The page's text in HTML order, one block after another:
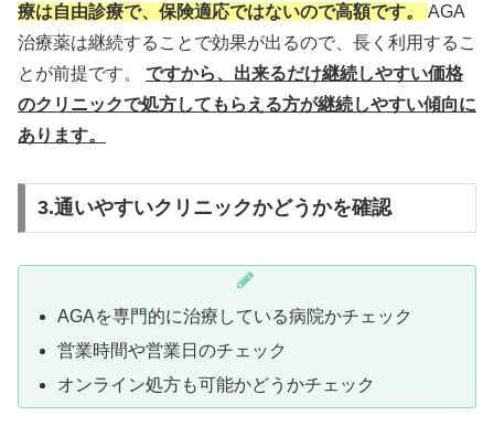
療は自由診療で、保険適応ではないので高額です。 AGA
治療薬は継続することで効果が出るので、長く利用するこ
とが前提です。 ですから、出来るだけ継続しやすい価格
のクリニックで処方してもらえる方が継続しやすい傾向に
あります。
3.通いやすいクリニックかどうかを確認
AGAを専門的に治療している病院かチェック
営業時間や営業日のチェック
オンライン処方も可能かどうかチェック